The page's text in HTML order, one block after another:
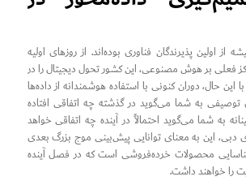
از اولین پذیرندگان فناوری بوده‌اند. از روزهای اولیه
فعلی بر هوش مصنوعی، این کشور تحول دیجیتال را در
این حال، دوران کنونی با استفاده هوشمندانه از داده‌ها
به شما می‌گوید در گذشته چه اتفاقی افتاده
به شما می‌گوید احتمالاً در آینده چه اتفاقی خواهد
دبی، این به معنای توانایی پیش‌بینی موج بزرگ بعدی
محصولات خرده‌فروشی است که در فصل آینده
را خواهند داشت.